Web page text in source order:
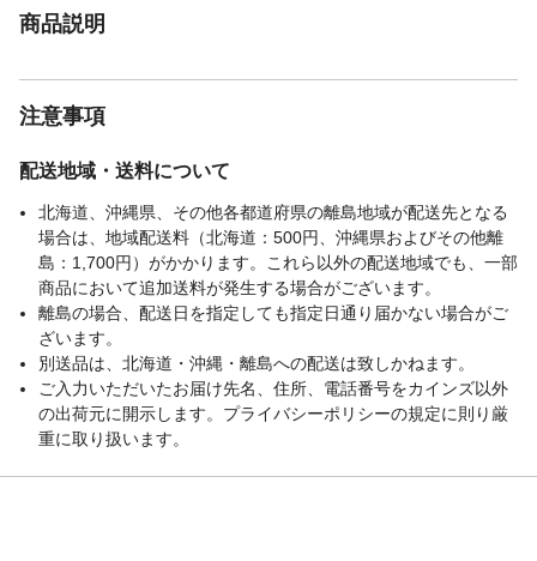
商品説明
注意事項
配送地域・送料について
北海道、沖縄県、その他各都道府県の離島地域が配送先となる
場合は、地域配送料（北海道：500円、沖縄県およびその他離
島：1,700円）がかかります。これら以外の配送地域でも、一部
商品において追加送料が発生する場合がございます。
離島の場合、配送日を指定しても指定日通り届かない場合がご
ざいます。
別送品は、北海道・沖縄・離島への配送は致しかねます。
ご入力いただいたお届け先名、住所、電話番号をカインズ以外
の出荷元に開示します。プライバシーポリシーの規定に則り厳
重に取り扱います。